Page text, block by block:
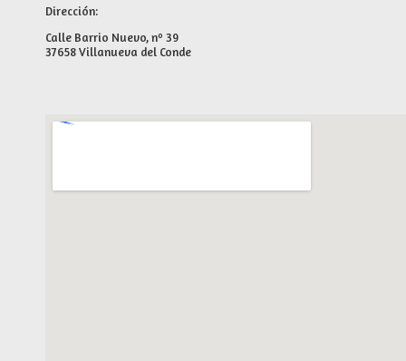
Dirección:
Calle Barrio Nuevo, nº 39
37658 Villanueva del Conde